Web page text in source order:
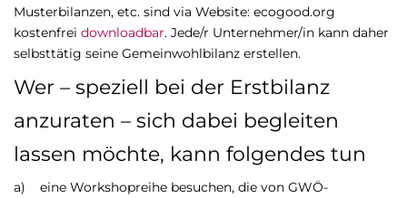
Musterbilanzen, etc. sind via Website: ecogood.org
kostenfrei downloadbar. Jede/r Unternehmer/in kann daher
selbsttätig seine Gemeinwohlbilanz erstellen.
Wer – speziell bei der Erstbilanz
anzuraten – sich dabei begleiten
lassen möchte, kann folgendes tun
a) eine Workshopreihe besuchen, die von GWÖ-